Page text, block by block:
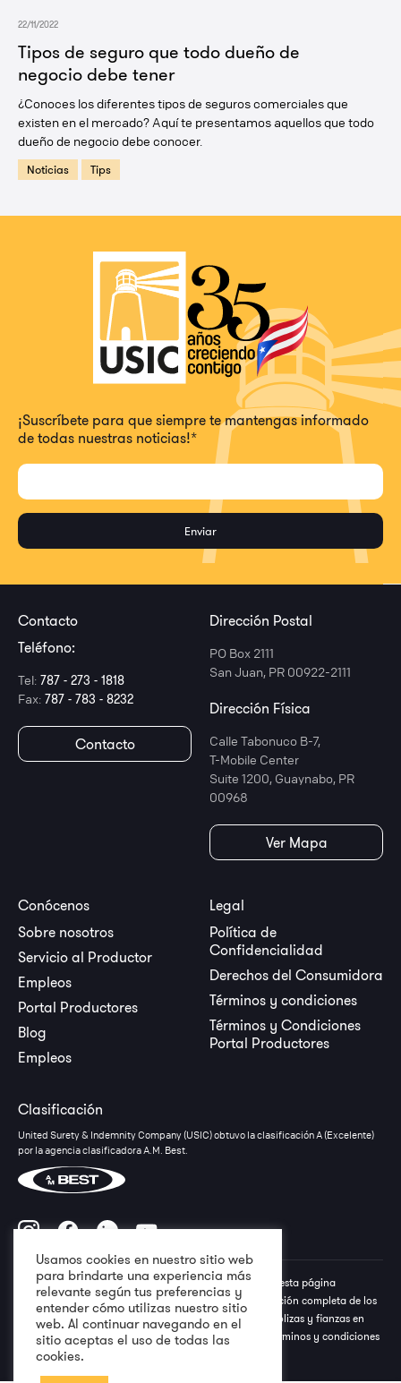
Tipos de seguro que todo dueño de
negocio debe tener
22/11/2022
¿Conoces los diferentes tipos de seguros comerciales que
existen en el mercado? Aquí te presentamos aquellos que todo
dueño de negocio debe conocer.
Noticias Tips
¡Suscríbete para que siempre te mantengas informado
de todas nuestras noticias!*
Contacto
Teléfono:
Tel: 787 - 273 - 1818
Fax: 787 - 783 - 8232
Contacto
Dirección Postal
PO Box 2111
San Juan, PR 00922-2111
Dirección Física
Calle Tabonuco B-7,
T-Mobile Center
Suite 1200, Guaynabo, PR
00968
Ver Mapa
Conócenos
Sobre nosotros
Servicio al Productor
Empleos
Portal Productores
Blog
Empleos
Legal
Política de
Confidencialidad
Derechos del Consumidora
Términos y condiciones
Términos y Condiciones
Portal Productores
Clasificación
United Surety & Indemnity Company (USIC) obtuvo la clasificación A (Excelente)
por la agencia clasificadora A.M. Best.
Todos los derechos reservados a USIC © Lo descrito en esta página
electrónica no debe interpretarse como una representación completa de los
términos, condiciones y exclusiones especiales de las pólizas y fianzas en
referencia. Favor referirse a la póliza y/o fianza para términos y condiciones
aplicables. 2026
Usamos cookies en nuestro sitio web
para brindarte una experiencia más
relevante según tus preferencias y
entender cómo utilizas nuestro sitio
web. Al continuar navegando en el
sitio aceptas el uso de todas las
cookies.